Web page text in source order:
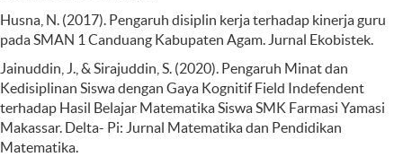
Husna, N. (2017). Pengaruh disiplin kerja terhadap kinerja guru
pada SMAN 1 Canduang Kabupaten Agam. Jurnal Ekobistek.
Jainuddin, J., & Sirajuddin, S. (2020). Pengaruh Minat dan
Kedisiplinan Siswa dengan Gaya Kognitif Field Indefendent
terhadap Hasil Belajar Matematika Siswa SMK Farmasi Yamasi
Makassar. Delta- Pi: Jurnal Matematika dan Pendidikan
Matematika.